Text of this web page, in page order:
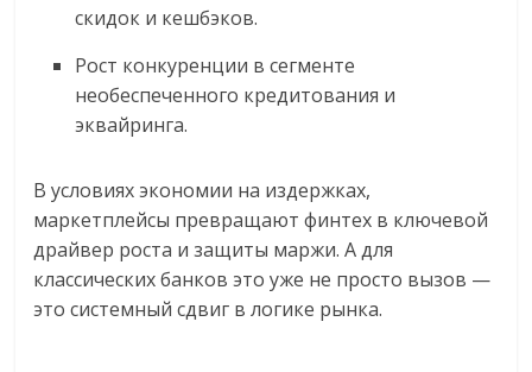
скидок и кешбэков.
Рост конкуренции в сегменте
необеспеченного кредитования и
эквайринга.
В условиях экономии на издержках,
маркетплейсы превращают финтех в ключевой
драйвер роста и защиты маржи. А для
классических банков это уже не просто вызов —
это системный сдвиг в логике рынка.